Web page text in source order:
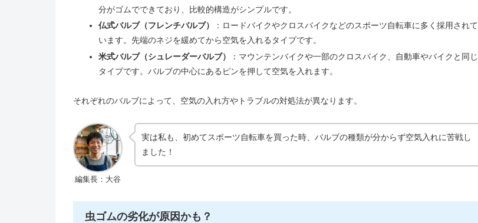
分がゴムでできており、比較的構造がシンプルです。
仏式バルブ（フレンチバルブ）
：ロードバイクやクロスバイクなどのスポーツ自転車に多く採用されて
います。先端のネジを緩めてから空気を入れるタイプです。
米式バルブ（シュレーダーバルブ）
：マウンテンバイクや一部のクロスバイク、自動車やバイクと同じ
タイプです。バルブの中心にあるピンを押して空気を入れます。
それぞれのバルブによって、空気の入れ方やトラブルの対処法が異なります。
編集長：大谷
実は私も、初めてスポーツ自転車を買った時、バルブの種類が分からず空気入れに苦戦し
ました！
虫ゴムの劣化が原因かも？